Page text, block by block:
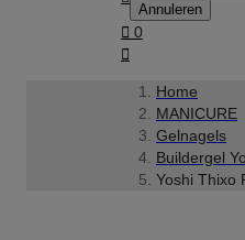
Annuleren
 0

Home
MANICURE
Gelnagels
Buildergel
Yoshi Thixo